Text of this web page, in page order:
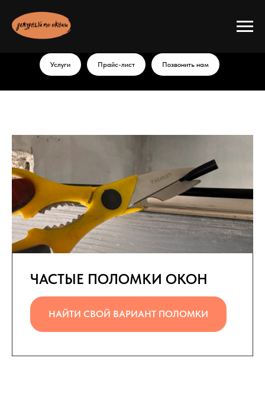
Услуги Прайс-лист Позвонить нам
ЧАСТЫЕ ПОЛОМКИ ОКОН
НАЙТИ СВОЙ ВАРИАНТ ПОЛОМКИ